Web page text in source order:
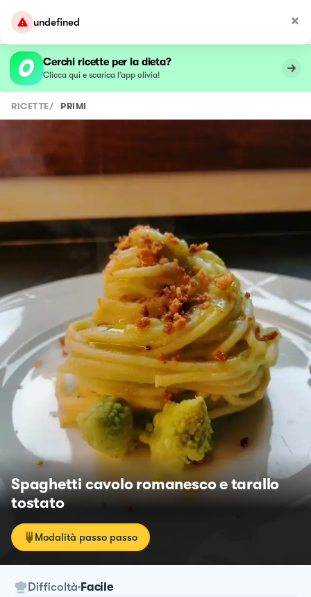
undefined
Cerchi ricette per la dieta?
Clicca qui e scarica l’app olivia!
RICETTE/ PRIMI
Spaghetti cavolo romanesco e tarallo
tostato
Modalità passo passo
Difficoltà Facile